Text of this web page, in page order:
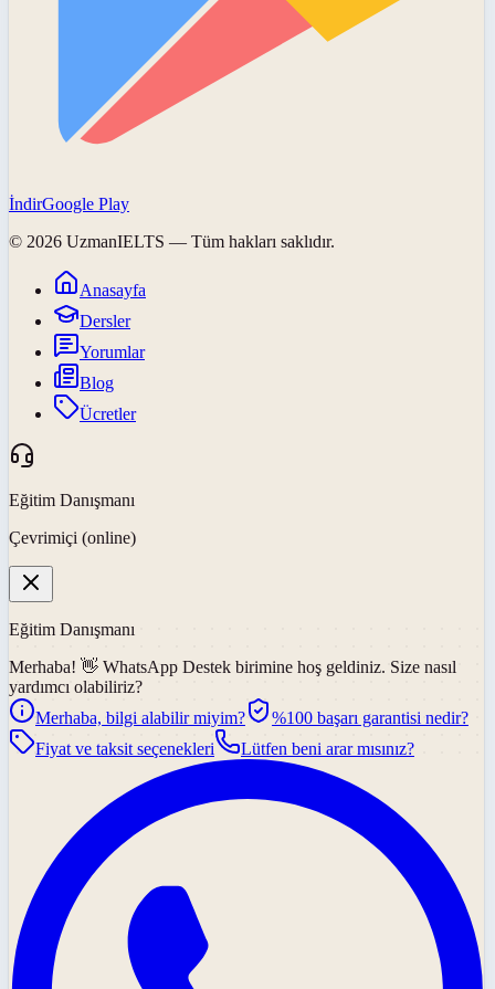
İndirGoogle Play
© 2026 UzmanIELTS — Tüm hakları saklıdır.
Anasayfa
Dersler
Yorumlar
Blog
Ücretler
Eğitim Danışmanı
Çevrimiçi (online)
Eğitim Danışmanı
Merhaba! 👋 WhatsApp Destek birimine hoş geldiniz. Size nasıl
yardımcı olabiliriz?
Merhaba, bilgi alabilir miyim?
%100 başarı garantisi nedir?
Fiyat ve taksit seçenekleri
Lütfen beni arar mısınız?